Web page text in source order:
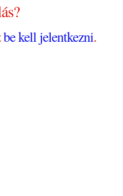
be kell jelentkezni.